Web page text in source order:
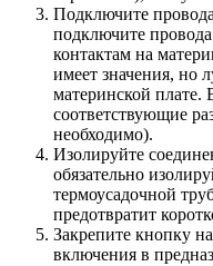
Подключите
подключите
контактам на
имеет значения, но
материнской плате.
соответствующие
необходимо).
Изолируйте
обязательно
термоусадочной
предотвратит
Закрепите кнопку
включения в